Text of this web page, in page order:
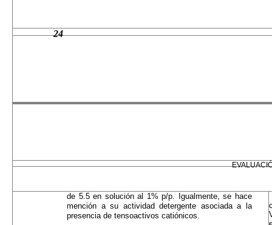
24
de 5.5 en solución al 1% p/p. Igualmente, se hace
mención a su actividad detergente asociada a la
pre­sencia de tensoactivos catiónicos.